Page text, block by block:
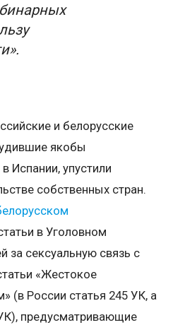
и белорусские
якобы
Испании, упустили
собственных стран.
в Уголовном
за сексуальную связь с
«Жестокое
(в России статья 245 УК, а
предусматривающие